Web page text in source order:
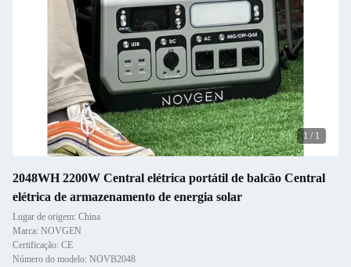
1 / 1
2048WH 2200W Central elétrica portátil de balcão Central
elétrica de armazenamento de energia solar
Lugar de origem: China
Marca: NOVGEN
Certificação: CE
Número do modelo: NOVB2048